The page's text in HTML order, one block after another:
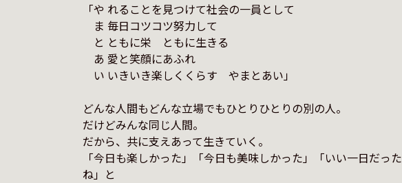
「や れることを見つけて社会の一員として
ま 毎日コツコツ努力して
と ともに栄　ともに生きる
あ 愛と笑顔にあふれ
い いきいき楽しくくらす　やまとあい」
どんな人間もどんな立場でもひとりひとりの別の人。
だけどみんな同じ人間。
だから、共に支えあって生きていく。
「今日も楽しかった」「今日も美味しかった」「いい一日だった
ね」と